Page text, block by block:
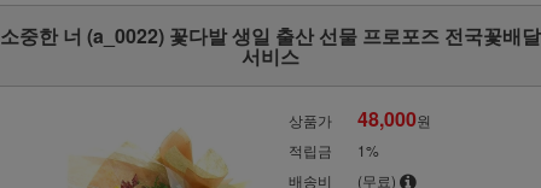
소중한 너 (a_0022) 꽃다발 생일 출산 선물 프로포즈 전국꽃배달
서비스
상품가 48,000원
적립금
1%
배송비
(무료)